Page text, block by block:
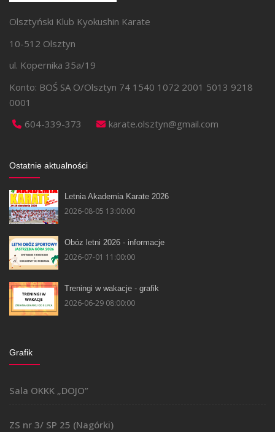
Olsztyński Klub Kyokushin Karate
10-512 Olsztyn
ul. Kopernika 35a/19
Konto: BOŚ SA O/Olsztyn 74 1540 1072 2001 5013 9218
0001
604-339-373
karate.olsztyn@gmail.com
Ostatnie aktualności
Letnia Akademia Karate 2026
2026-08-05 13:00:00
Obóz letni 2026 - informacje
2026-07-01 11:00:00
Treningi w wakacje - grafik
2026-06-29 08:00:00
Grafik
Sala OKKK „DOJO”
ZS nr 3/ SP 25 (Nagórki)